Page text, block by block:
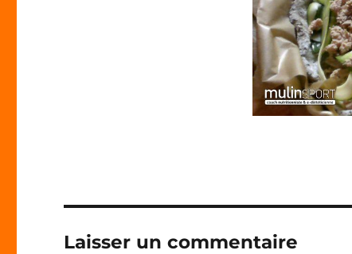
Laisser un commentaire